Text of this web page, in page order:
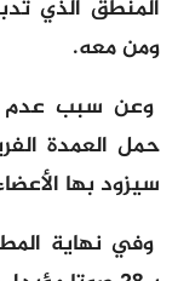
المنطق الذي
ومن معه.
وعن سبب عدم
حمل العمدة
سيزود بها
وفي نهاية